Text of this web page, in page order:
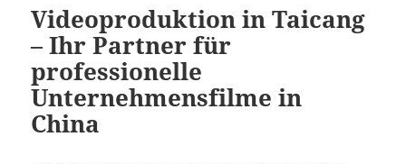
Videoproduktion in Taicang
– Ihr Partner für
professionelle
Unternehmensfilme in
China